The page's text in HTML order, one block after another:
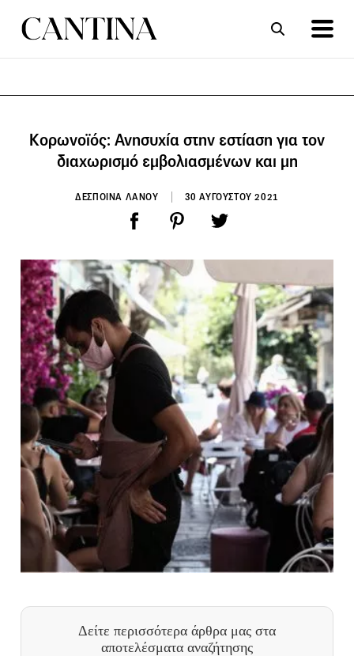
Κορωνοϊός: Ανησυχία στην εστίαση για τον
διαχωρισμό εμβολιασμένων και μη
ΔΕΣΠΟΙΝΑ ΛΑΝΟΥ 30 ΑΥΓΟΥΣΤΟΥ 2021
Δείτε περισσότερα άρθρα μας στα
αποτελέσματα αναζήτησης